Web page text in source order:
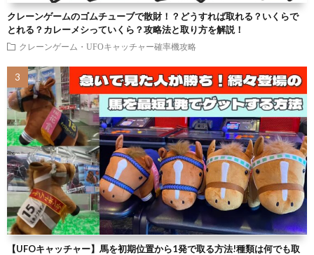
クレーンゲームのゴムチューブで散財！？どうすれば取れる？いくらで
とれる？カレーメシっていくら？攻略法と取り方を解説！
クレーンゲーム・UFOキャッチャー確率機攻略
【UFOキャッチャー】馬を初期位置から1発で取る方法!種類は何でも取